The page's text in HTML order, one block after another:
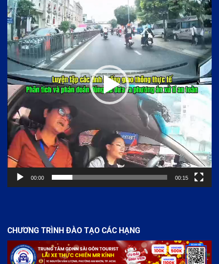
Video
00:00 00:15
CHƯƠNG TRÌNH ĐÀO TẠO CÁC HẠNG